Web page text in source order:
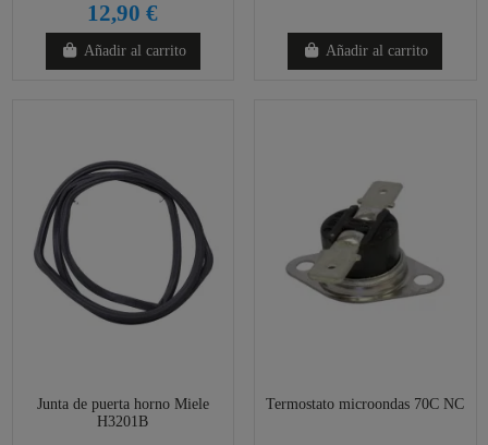
12,90 €
Añadir al carrito Añadir al carrito
Junta de puerta horno Miele
H3201B
Termostato microondas 70C NC